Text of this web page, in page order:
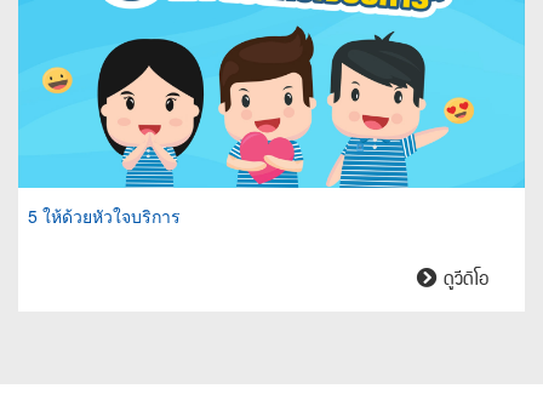
5 ให้ด้วยหัวใจบริการ
ดูวีดิโอ5